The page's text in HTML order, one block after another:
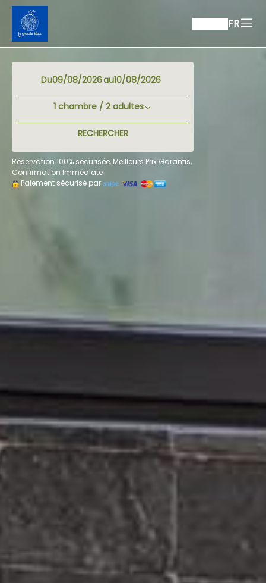
FR
Du au
1 chambre / 2adultes
RECHERCHER
Réservation 100% sécurisée, Meilleurs Prix Garantis,
Confirmation Immédiate
Paiement sécurisé par